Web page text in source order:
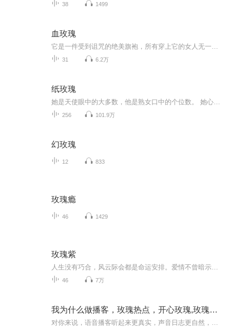
38 1499
血玫瑰
31 6.2万
纸玫瑰
256 101.9万
幻玫瑰
12 833
玫瑰瘾
46 1429
玫瑰紫
46 7万
我为什么做播客，玫瑰热点，开心玫瑰,玫瑰热点